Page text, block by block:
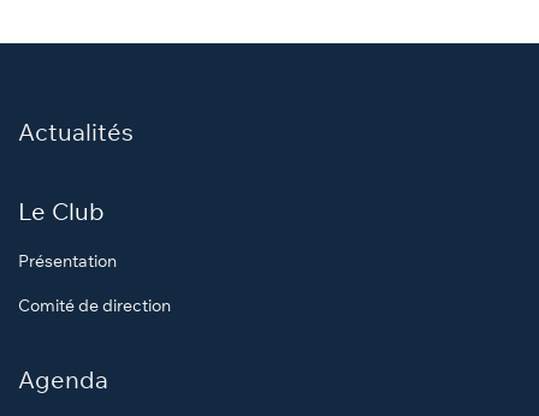
Actualités
Le Club
Présentation
Comité de direction
Agenda